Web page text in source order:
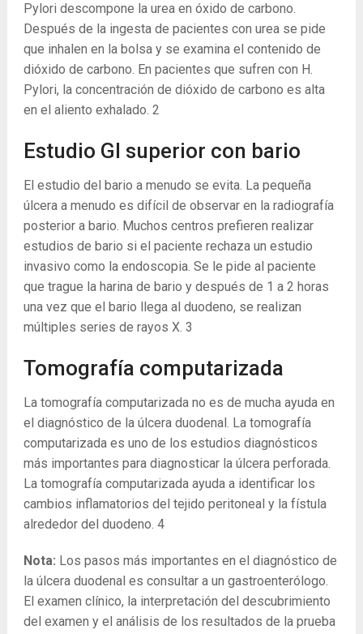
Pylori descompone la urea en óxido de carbono.
Después de la ingesta de pacientes con urea se pide
que inhalen en la bolsa y se examina el contenido de
dióxido de carbono. En pacientes que sufren con H.
Pylori, la concentración de dióxido de carbono es alta
en el aliento exhalado. 2
Estudio GI superior con bario
El estudio del bario a menudo se evita. La pequeña
úlcera a menudo es difícil de observar en la radiografía
posterior a bario. Muchos centros prefieren realizar
estudios de bario si el paciente rechaza un estudio
invasivo como la endoscopia. Se le pide al paciente
que trague la harina de bario y después de 1 a 2 horas
una vez que el bario llega al duodeno, se realizan
múltiples series de rayos X. 3
Tomografía computarizada
La tomografía computarizada no es de mucha ayuda en
el diagnóstico de la úlcera duodenal. La tomografía
computarizada es uno de los estudios diagnósticos
más importantes para diagnosticar la úlcera perforada.
La tomografía computarizada ayuda a identificar los
cambios inflamatorios del tejido peritoneal y la fístula
alrededor del duodeno. 4
Nota: Los pasos más importantes en el diagnóstico de
la úlcera duodenal es consultar a un gastroenterólogo.
El examen clínico, la interpretación del descubrimiento
del examen y el análisis de los resultados de la prueba